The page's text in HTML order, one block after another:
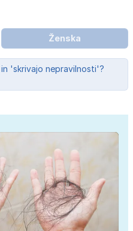
Ženska
'skrivajo nepravilnosti'?